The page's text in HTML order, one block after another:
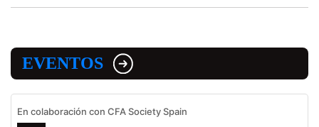
EVENTOS
En colaboración con CFA Society Spain